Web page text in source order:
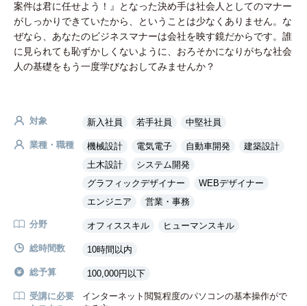
案件は君に任せよう！』となった決め手は社会人としてのマナー
がしっかりできていたから、ということは少なくありません。な
ぜなら、あなたのビジネスマナーは会社を映す鏡だからです。誰
に見られても恥ずかしくないように、おろそかになりがちな社会
人の基礎をもう一度学びなおしてみませんか？
対象 新入社員 若手社員 中堅社員
業種・職種 機械設計 電気電子 自動車開発
建築設計
土木設計
システム開発
グラフィックデザイナー
WEBデザイナー
エンジニア
営業・事務
分野 オフィススキル ヒューマンスキル
総時間数 10時間以内
総予算 100,000円以下
受講に必要
インターネット閲覧程度のパソコンの基本操作がで